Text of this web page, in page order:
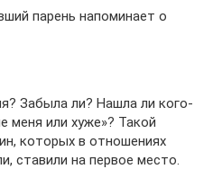
парень напоминает о
Забыла ли? Нашла ли кого-
меня или хуже»? Такой
которых в отношениях
ставили на первое место.